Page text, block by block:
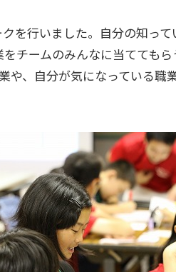
を行いました。自分の知っ
チームのみんなに当てても
や、自分が気になっている職